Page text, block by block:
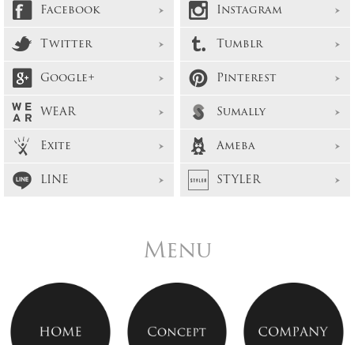
Facebook
Instagram
Twitter
Tumblr
Google+
Pinterest
WEAR
Sumally
Exite
Ameba
LINE
STYLER
Menu